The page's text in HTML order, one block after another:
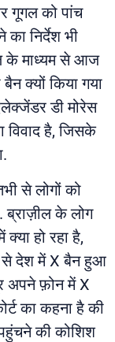
गूगल को पांच
निर्देश भी
के माध्यम से आज
क्यों किया गया
डी मोरेस
है, जिसके
से लोगों को
ब्राज़ील के लोग
हो रहा है,
से देश में X बैन हुआ
अपने फ़ोन में X
का कहना है की
की कोशिश